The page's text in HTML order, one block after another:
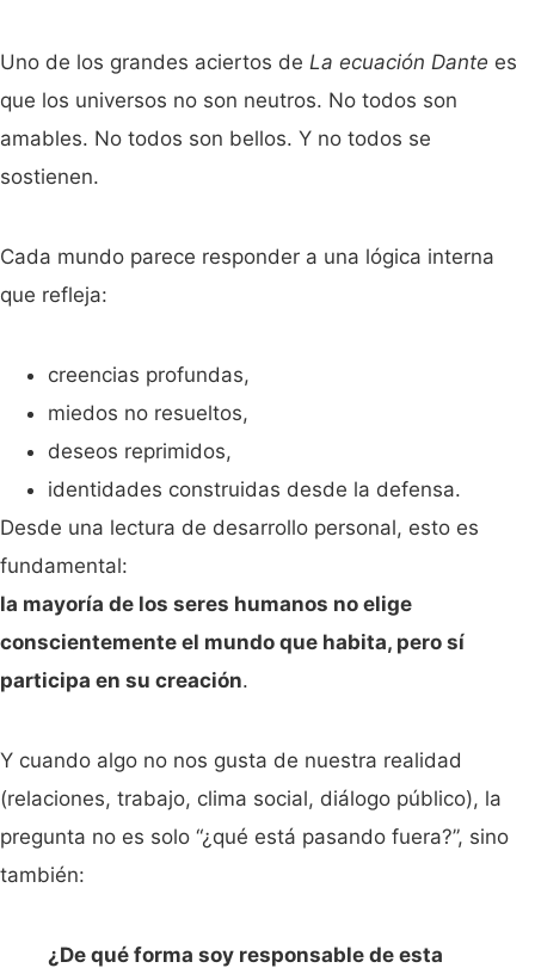
Uno de los grandes aciertos de La ecuación Dante es
que los universos no son neutros. No todos son
amables. No todos son bellos. Y no todos se
sostienen.
Cada mundo parece responder a una lógica interna
que refleja:
creencias profundas,
miedos no resueltos,
deseos reprimidos,
identidades construidas desde la defensa.
Desde una lectura de desarrollo personal, esto es
fundamental:
la mayoría de los seres humanos no elige
conscientemente el mundo que habita, pero sí
participa en su creación.
Y cuando algo no nos gusta de nuestra realidad
(relaciones, trabajo, clima social, diálogo público), la
pregunta no es solo “¿qué está pasando fuera?”, sino
también:
¿De qué forma soy responsable de esta